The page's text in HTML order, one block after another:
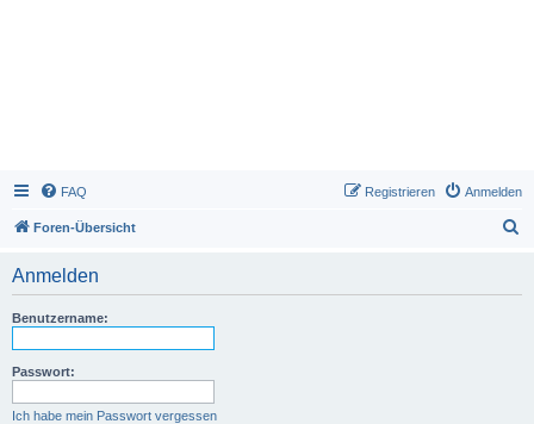
FAQ Anmelden
Registrieren
Foren-Übersicht
Anmelden
Benutzername:
Passwort:
Ich habe mein Passwort vergessen